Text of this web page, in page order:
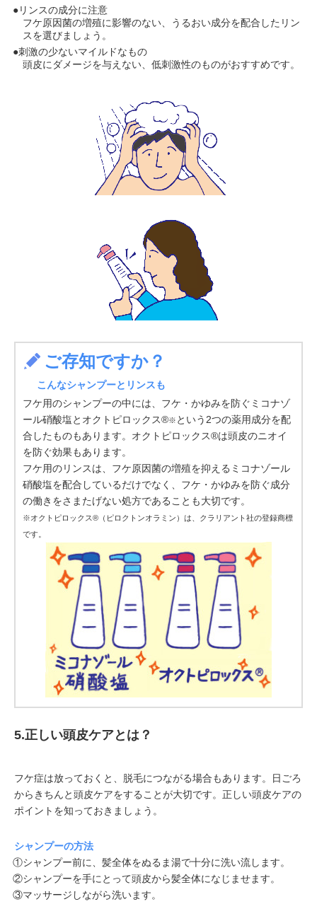
●リンスの成分に注意
フケ原因菌の増殖に影響のない、うるおい成分を配合したリン
スを選びましょう。
●刺激の少ないマイルドなもの
頭皮にダメージを与えない、低刺激性のものがおすすめです。
ご存知ですか？
こんなシャンプーとリンスも
フケ用のシャンプーの中には、フケ・かゆみを防ぐミコナゾ
ール硝酸塩とオクトピロックス®※ という2つの薬用成分を配
合したものもあります。オクトピロックス®は頭皮のニオイ
を防ぐ効果もあります。
フケ用のリンスは、フケ原因菌の増殖を抑えるミコナゾール
硝酸塩を配合しているだけでなく、フケ・かゆみを防ぐ成分
の働きをさまたげない処方であることも大切です。
※オクトピロックス®（ピロクトンオラミン）は、クラリアント社の登録商標
です。
5.正しい頭皮ケアとは？
フケ症は放っておくと、脱毛につながる場合もあります。日ごろ
からきちんと頭皮ケアをすることが大切です。正しい頭皮ケアの
ポイントを知っておきましょう。
シャンプーの方法
①シャンプー前に、髪全体をぬるま湯で十分に洗い流します。
②シャンプーを手にとって頭皮から髪全体になじませます。
③マッサージしながら洗います。